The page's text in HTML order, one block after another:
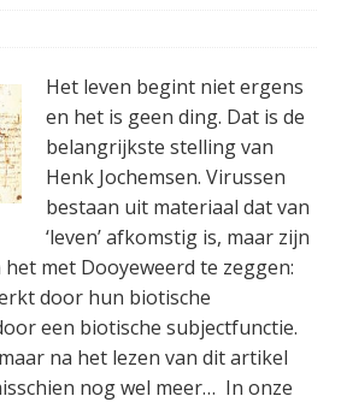
Het leven begint niet ergens
en het is geen ding. Dat is de
belangrijkste stelling van
Henk Jochemsen. Virussen
bestaan uit materiaal dat van
‘leven’ afkomstig is, maar zijn
het met Dooyeweerd te zeggen:
door hun biotische
een biotische subjectfunctie.
na het lezen van dit artikel
nog wel meer… In onze